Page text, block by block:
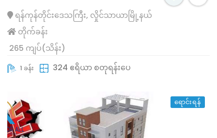
ရန်ကုန်တိုင်းဒေသကြီး, လှိုင်သာယာမြို့နယ်
တိုက်ခန်း
265 ကျပ်(သိန်း)
1 ခန်း 324 ဧရိယာ စတုရန်းပေ
ရောင်းရန်